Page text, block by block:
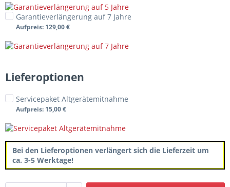
Garantieverlängerung auf 7 Jahre
Aufpreis: 129,00 €
Lieferoptionen
Servicepaket Altgerätemitnahme
Aufpreis: 15,00 €
Bei den Lieferoptionen verlängert sich die Lieferzeit um
ca. 3-5 Werktage!